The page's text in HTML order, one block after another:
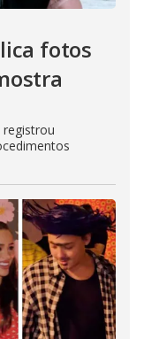
fotos
registrou